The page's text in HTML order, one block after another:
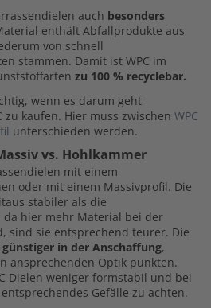
auch besonders
enthält Abfallprodukte aus
von schnell
stammen. Damit ist WPC im
zu 100 % recyclebar.
wenn es darum geht
zu kaufen. Hier muss zwischen WPC
unterschieden werden.
vs. Hohlkammer
mit einem
oder mit einem Massivprofil. Die
stabiler als die
da hier mehr Material bei der
sind sie entsprechend teurer. Die
in der Anschaffung,
ansprechenden Optik punkten.
Dielen weniger formstabil und bei
Gefälle zu achten.